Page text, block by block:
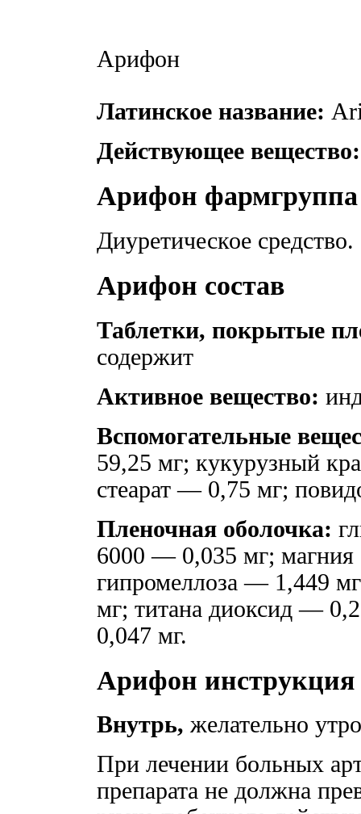
Арифон
Латинское название:
Действующее вещество:
Арифон фармгруппа
Диуретическое
Арифон состав
Таблетки, покрытые
содержит
Активное вещество:
Вспомогательные
59,25 мг; кукурузный
стеарат — 0,75 мг;
Пленочная оболочка:
6000 — 0,035 мг; магния
гипромеллоза — 1,449
мг; титана диоксид —
0,047 мг.
Арифон инструкция
Внутрь, желательно
При лечении больных
препарата не должна